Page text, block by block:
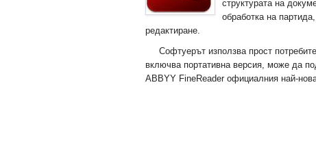
структурата на
обработка на
редактиране.
Софтуерът използва прост
включва портативна версия, може да
ABBYY FineReader официалния най-